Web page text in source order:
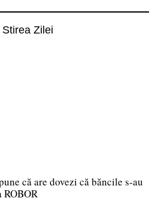
Stirea Zilei
că are dovezi că băncile s-au